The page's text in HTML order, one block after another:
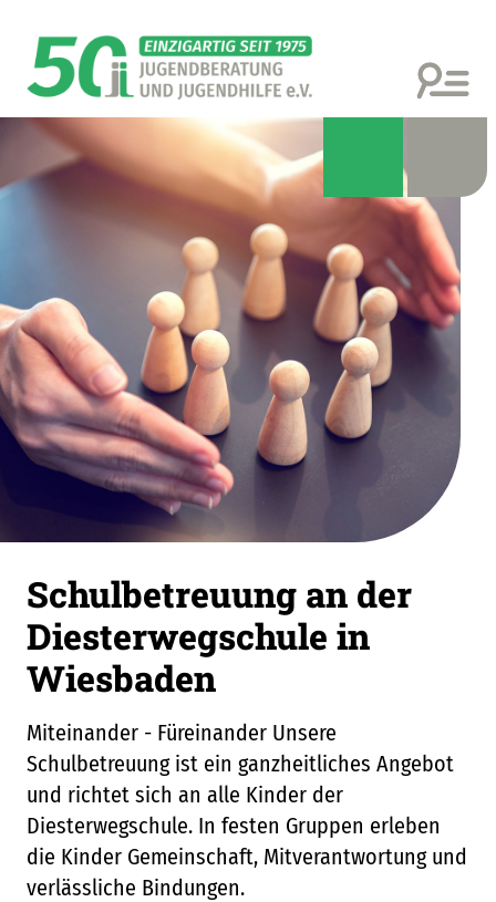
Schulbetreuung an der
Diesterwegschule in
Wiesbaden
Miteinander - Füreinander Unsere
Schulbetreuung ist ein ganzheitliches Angebot
und richtet sich an alle Kinder der
Diesterwegschule. In festen Gruppen erleben
die Kinder Gemeinschaft, Mitverantwortung und
verlässliche Bindungen.